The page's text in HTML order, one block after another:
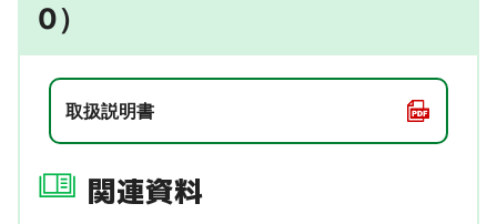
0）
取扱説明書
関連資料